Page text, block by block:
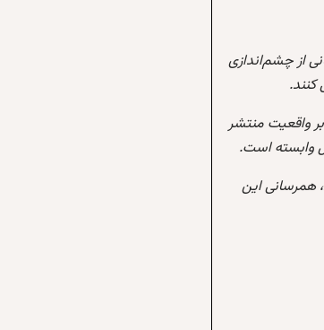
از چشم‌اندازی
کنند.
واقعیت منتشر
وابسته است.
همرسانی این